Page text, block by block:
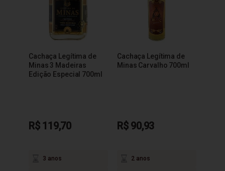
Cachaça Legítima de
Minas 3 Madeiras
Edição Especial 700ml
R$ 119,70
3 anos
Cachaça Legítima de
Minas Carvalho 700ml
R$ 90,93
2 anos